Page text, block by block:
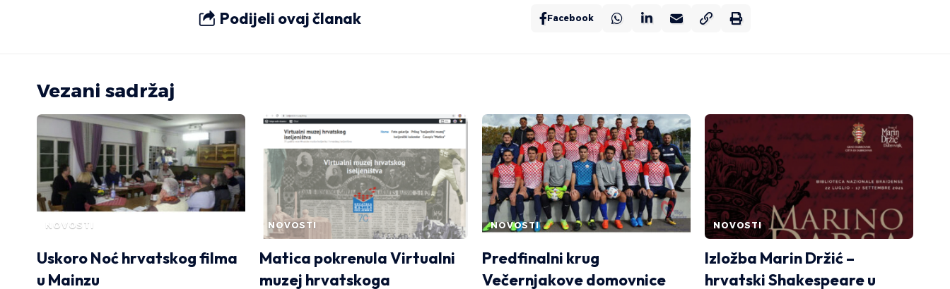
Podijeli ovaj članak Facebook
Vezani sadržaj
NOVOSTI
Uskoro Noć hrvatskog filma
u Mainzu
NOVOSTI
Matica pokrenula Virtualni
muzej hrvatskoga
NOVOSTI
Predfinalni krug
Večernjakove domovnice
NOVOSTI
Izložba Marin Držić –
hrvatski Shakespeare u